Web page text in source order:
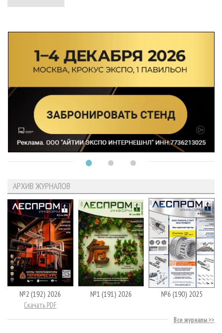
АРХИВ ЖУРНАЛОВ
№2 (192) 2026
Скачать PDF
№1 (191) 2026 №6 (190) 2025
Все журналы